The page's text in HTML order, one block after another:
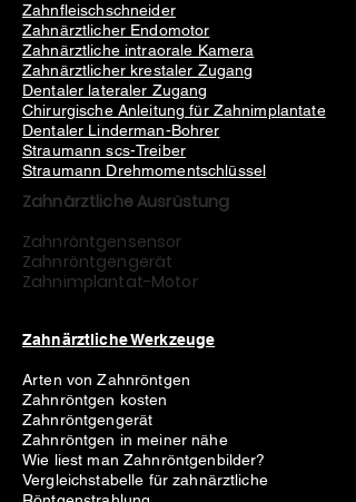
Zahnfleischschneider
Zahnärztlicher Endomotor
Zahnärztliche intraorale Kamera
Zahnärztlicher krestaler Zugang
Dentaler lateraler Zugang
Chirurgische Anleitung für Zahnimplantate
Dentaler Linderman-Bohrer
Straumann scs-Treiber
Straumann Drehmomentschlüssel
Zahnärztliche Ausrüstung
Zahnröntgensensor
Zahnröntgengerät
Zahnimplantat-Motor
Zahnärztliche Werkzeuge
Arten von Zahnröntgen
Zahnröntgen kosten
Zahnröntgengerät
Zahnröntgen in meiner nähe
Wie liest man Zahnröntgenbilder?
Vergleichstabelle für zahnärztliche